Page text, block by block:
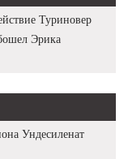
Туриновер
Эрика
Ундесиленат